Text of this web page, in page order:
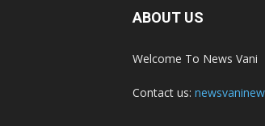
ABOUT US
Welcome To News Vani
Contact us: